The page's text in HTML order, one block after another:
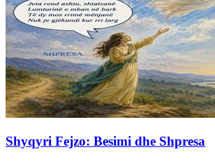
Shyqyri Fejzo: Besimi dhe Shpresa